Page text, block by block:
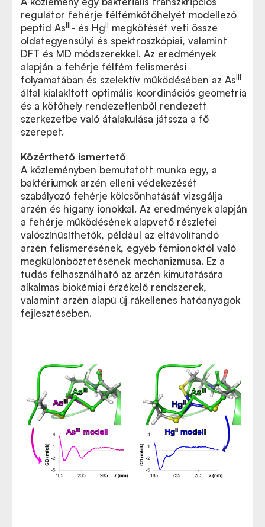
regulátor fehérje félfémkötőhelyét modellező
peptid AsIII- és HgII megkötését veti össze
oldategyensúlyi és spektroszkópiai, valamint
DFT és MD módszerekkel. Az eredmények
alapján a fehérje félfém felismerési
folyamatában és szelektív működésében az AsIII
által kialakított optimális koordinációs geometria
és a kötőhely rendezetlenből rendezett
szerkezetbe való átalakulása játssza a fő
szerepet.
Közérthető ismertető
A közleményben bemutatott munka egy, a
baktériumok arzén elleni védekezését
szabályozó fehérje kölcsönhatását vizsgálja
arzén és higany ionokkal. Az eredmények alapján
a fehérje működésének alapvető részletei
valószínűsíthetők, például az eltávolítandó
arzén felismerésének, egyéb fémionoktól való
megkülönböztetésének mechanizmusa. Ez a
tudás felhasználható az arzén kimutatására
alkalmas biokémiai érzékelő rendszerek,
valamint arzén alapú új rákellenes hatóanyagok
fejlesztésében.